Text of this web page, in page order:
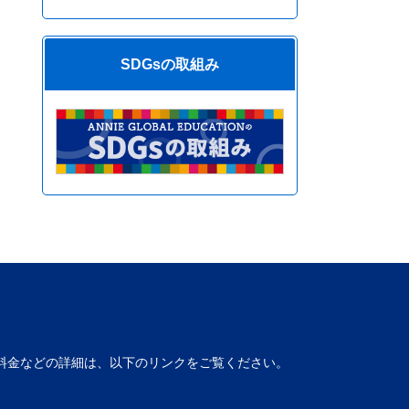
SDGsの取組み
などの詳細は、以下のリンクをご覧ください。